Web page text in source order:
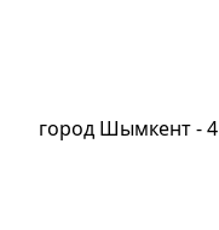
город Шымкент - 4